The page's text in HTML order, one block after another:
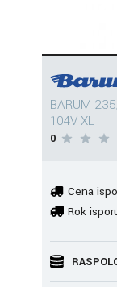
BARUM
104V XL
0
Cena
Rok